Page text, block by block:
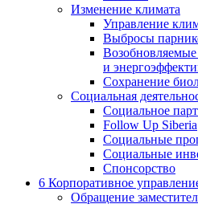
Изменение климата
Управление
Выбросы
и
Сохранение
Социальная
Социальное
Follow Up Siberia
Социальные
Социальные
Спонсорство
6 Корпоративное
Обращение